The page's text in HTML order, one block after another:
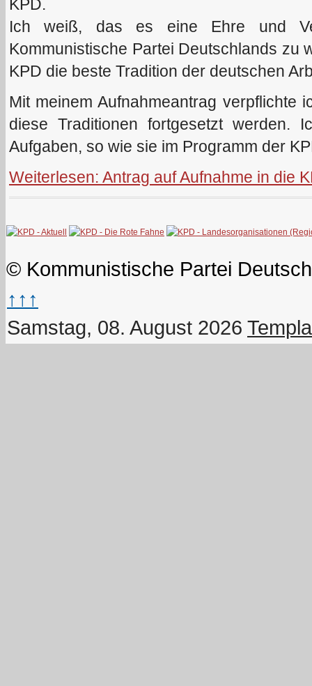
KPD.
Ich weiß, das es eine Ehre und
Kommunistische Partei Deutschlands zu
KPD die beste Tradition der deutschen
Mit meinem Aufnahmeantrag verpflichte
diese Traditionen fortgesetzt werden.
Aufgaben, so wie sie im Programm der
Weiterlesen: Antrag auf Aufnahme in die
© Kommunistische Partei
↑↑↑
Samstag, 08. August 2026